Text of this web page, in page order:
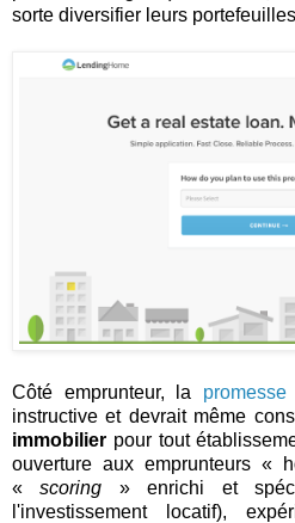
sorte diversifier leurs
Côté emprunteur, la promesse
instructive et devrait même
immobilier pour tout
ouverture aux emprunteurs «
«scoring » enrichi et
l'investissement locatif),